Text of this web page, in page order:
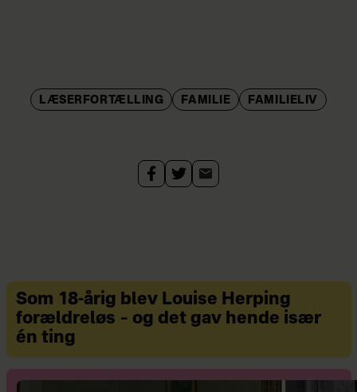
LÆSERFORTÆLLING FAMILIE FAMILIELIV
Som 18-årig blev Louise Herping
forældreløs – og det gav hende især
én ting